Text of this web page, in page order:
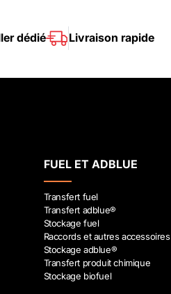
dédié Livraison rapide
FUEL ET ADBLUE
Transfert fuel
Transfert adblue®
Stockage fuel
Raccords et autres accessoires
Stockage adblue®
Transfert produit chimique
Stockage biofuel